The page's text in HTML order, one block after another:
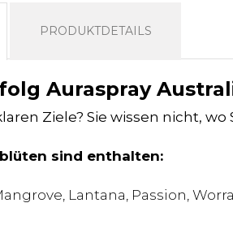
PRODUKTDETAILS
Auraspray
Ziele? Sie wissen nicht,
sind enthalten:
Lantana, Passion,